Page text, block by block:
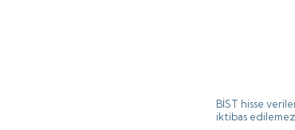
BİST hisse
iktibas